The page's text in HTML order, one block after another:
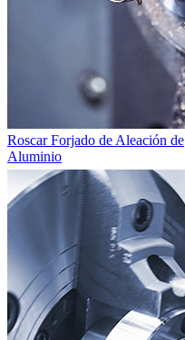
Roscar Forjado de Aleación de
Aluminio